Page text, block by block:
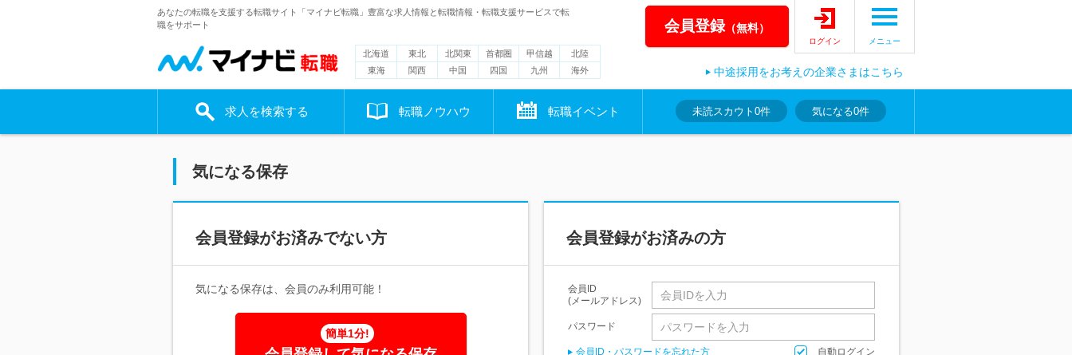
あなたの転職を支援する転職サイト「マイナビ転職」豊富な求人情報と転職情報・転職支援サービスで転
職をサポート
北海道 東北 北関東 首都圏 甲信越
北陸
東海
関西 中国 四国 九州 海外
会員登録（無料）
ログイン メニュー
中途採用をお考えの企業さまはこちら
求人を検索する 転職ノウハウ 転職イベント 未読スカウト 0件 気になる0件
気になる保存
会員登録がお済みでない方
気になる保存は、会員のみ利用可能！
簡単1分!
会員登録がお済みの方
会員ID
(メールアドレス)
パスワード
会員ID・パスワードを忘れた方 自動ログイン